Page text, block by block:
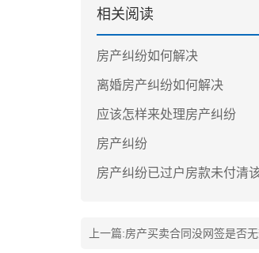
相关阅读
房产纠纷如何解决
离婚房产纠纷如何解决
应该怎样来处理房产纠纷
房产纠纷
房产纠纷已过户房款未付清
上一篇:房产买卖合同没网签是否